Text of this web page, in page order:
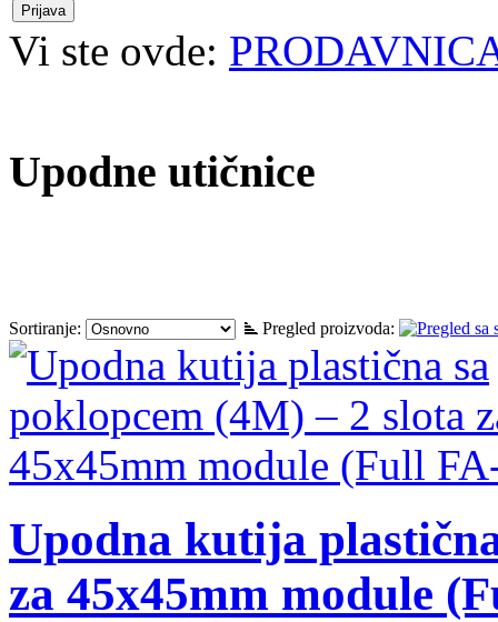
Vi ste ovde:
Upodne utičnice
Sortiranje: Pregled proizvoda:
Upodna kutija
za 45x45mm module